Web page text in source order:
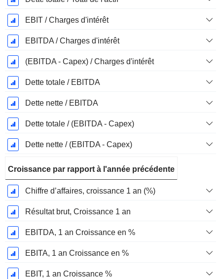
EBIT / Charges d'intérêt
EBITDA / Charges d'intérêt
(EBITDA - Capex) / Charges d'intérêt
Dette totale / EBITDA
Dette nette / EBITDA
Dette totale / (EBITDA - Capex)
Dette nette / (EBITDA - Capex)
Croissance par rapport à l'année précédente
Chiffre d’affaires, croissance 1 an (%)
Résultat brut, Croissance 1 an
EBITDA, 1 an Croissance en %
EBITA, 1 an Croissance en %
EBIT, 1 an Croissance %